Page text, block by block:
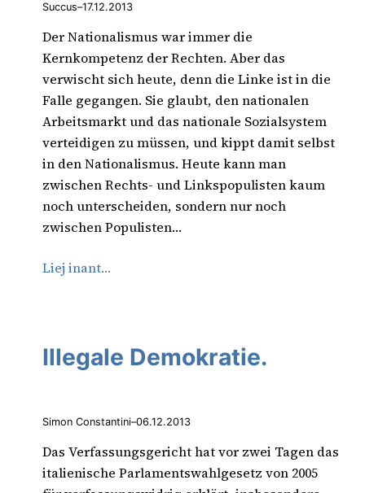
Succus–17.12.2013
Der Nationalismus war immer die
Kernkompetenz der Rechten. Aber das
verwischt sich heute, denn die Linke ist in die
Falle gegangen. Sie glaubt, den nationalen
Arbeitsmarkt und das nationale Sozialsystem
verteidigen zu müssen, und kippt damit selbst
in den Nationalismus. Heute kann man
zwischen Rechts- und Linkspopulisten kaum
noch unterscheiden, sondern nur noch
zwischen Populisten…
Liej inant…
Illegale Demokratie.
Simon Constantini–06.12.2013
Das Verfassungsgericht hat vor zwei Tagen das
italienische Parlamentswahlgesetz von 2005